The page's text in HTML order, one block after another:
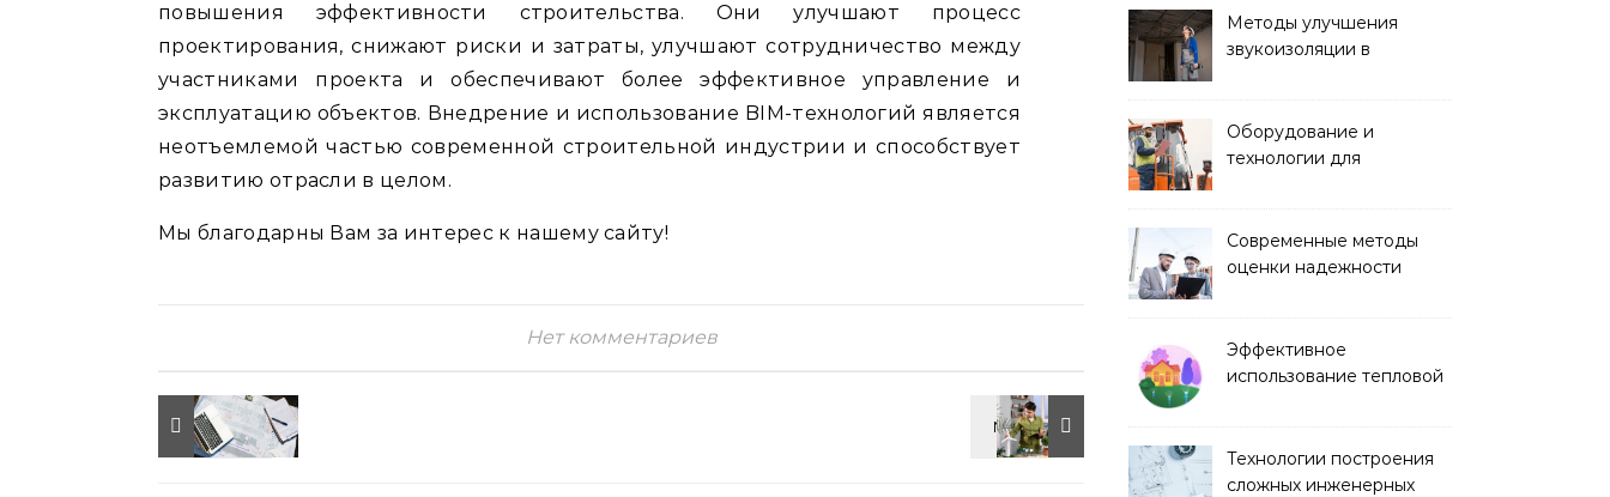
повышения эффективности строительства. Они улучшают процесс
проектирования, снижают риски и затраты, улучшают сотрудничество между
участниками проекта и обеспечивают более эффективное управление и
эксплуатацию объектов. Внедрение и использование BIM-технологий является
неотъемлемой частью современной строительной индустрии и способствует
развитию отрасли в целом.
Мы благодарны Вам за интерес к нашему сайту!
Нет комментариев
Методы улучшения
звукоизоляции в
Оборудование и
технологии для
Современные методы
оценки надежности
Эффективное
использование тепловой
Технологии построения
сложных инженерных